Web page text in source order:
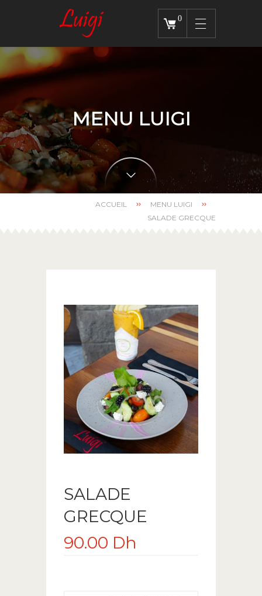
0
MENU LUIGI
ACCUEIL
MENU LUIGI
SALADE GRECQUE
SALADE
GRECQUE
90.00 Dh